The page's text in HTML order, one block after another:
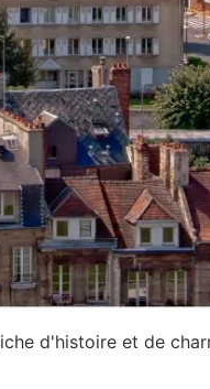
d'histoire et de